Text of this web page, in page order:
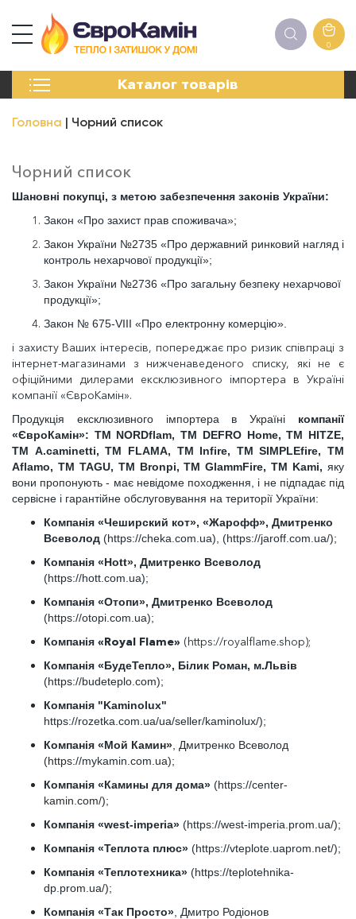
0
Каталог товарів
ПЕЧІ
ЕЛЕКТРОКАМІНИ
АКСЕСУАРИ
ХІМІЯ
МОНТАЖ
ЕНЕРГОСИСТЕМИ
Головна Чорний список
Чорний список
Шановні покупці, з метою забезпечення законів України:
Закон «Про захист прав споживача»;
Закон України №2735 «Про державний ринковий нагляд і
контроль нехарчової продукції»;
Закон України №2736 «Про загальну безпеку нехарчової
продукції»;
Закон № 675-VIII «Про електронну комерцію».
і захисту Ваших інтересів, попереджає про ризик співпраці з
інтернет-магазинами з нижченаведеного списку, які не є
офіційними дилерами ексклюзивного імпортера в Україні
компанії «ЄвроКамін».
Продукція ексклюзивного імпортера в Україні компанії
«ЄвроКамін»: ТМ NORDflam, ТМ DEFRO Home, ТМ HITZE,
ТМ A.caminetti, ТМ FLAMA, ТМ Infire, ТМ SIMPLEfire, TM
Aflamo, ТМ TAGU, TM Bronpi, TM GlammFire, TM Kami, яку
вони пропонують - має невідоме походження, і не підпадає під
сервісне і гарантійне обслуговування на території України:
Компанія «Чеширский кот», «Жарофф», Дмитренко
Всеволод (https://cheka.com.ua), (https://jaroff.com.ua/);
Компанія «Hott», Дмитренко Всеволод
(https://hott.com.ua);
Компанія «Отопи», Дмитренко Всеволод
(https://otopi.com.ua);
Компанія «Royal Flame» (https://royalflame.shop);
Компанія «БудеТепло», Білик Роман, м.Львів
(https://budeteplo.com);
Компанія "Kaminolux"
https://rozetka.com.ua/ua/seller/kaminolux/);
Компанія «Мой Камин» , Дмитренко Всеволод
(https://mykamin.com.ua);
Компанія «Камины для дома» (https://center-
kamin.com/);
Компанія «west-imperia» (https://west-imperia.prom.ua/);
Компанія «Теплота плюс» (https://vteplote.uaprom.net/);
Компанія «Теплотехника» (https://teplotehnika-
dp.prom.ua/);
Компанія «Так Просто» , Дмитро Родіонов